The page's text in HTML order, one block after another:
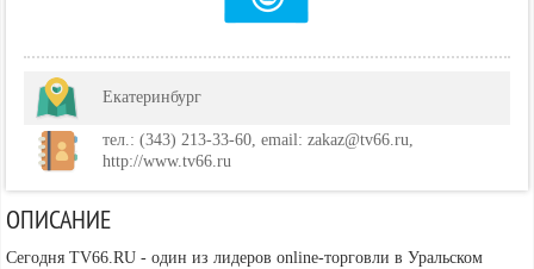
Екатеринбург
тел.: (343) 213-33-60, email: zakaz@tv66.ru,
http://www.tv66.ru
ОПИСАНИЕ
Сегодня TV66.RU - один из лидеров online-торговли в Уральском